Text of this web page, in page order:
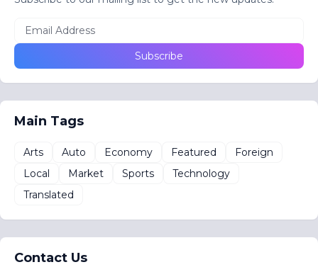
Main Tags
Arts Auto Economy Featured
Foreign
Local
Market Sports
Technology
Translated
Contact Us